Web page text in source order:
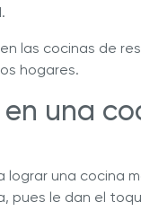
las cocinas de
hogares.
una
lograr una cocina
pues le dan el